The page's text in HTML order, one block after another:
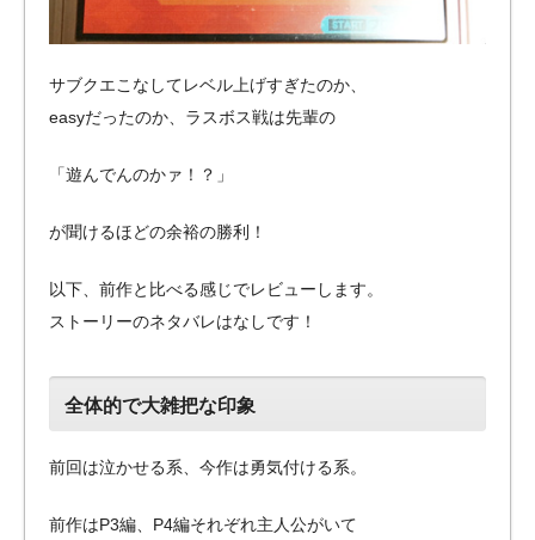
サブクエこなしてレベル上げすぎたのか、
easyだったのか、ラスボス戦は先輩の
「遊んでんのかァ！？」
が聞けるほどの余裕の勝利！
以下、前作と比べる感じでレビューします。
ストーリーのネタバレはなしです！
全体的で大雑把な印象
前回は泣かせる系、今作は勇気付ける系。
前作はP3編、P4編それぞれ主人公がいて